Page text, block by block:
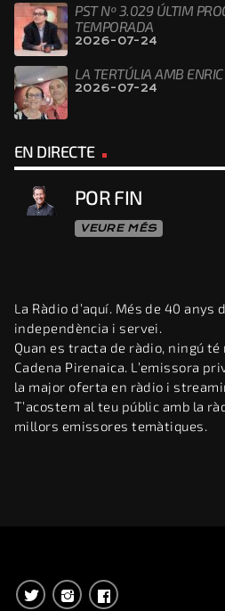
PST Nº 3.029 ÚLTIM
TEMPORADA
2026-07-24
LA TERTÚLIA AMB
2026-07-24
EN DIRECTE
POR FIN
VEURE MÉS
La Ràdio d’aquí. Més de 40
independència i servei.
Quan es tracta de ràdio, ningú té
Cadena Pirenaica. L’emissora
la major oferta en ràdio i
T’acostem al teu públic amb la
millors emissores temàtiques.